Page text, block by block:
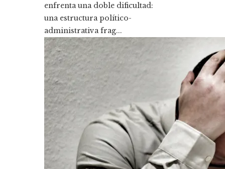
enfrenta una doble dificultad:
una estructura político-
administrativa frag...